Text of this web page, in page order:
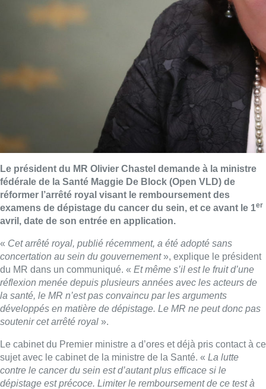
Le président du MR Olivier Chastel demande à la ministre
fédérale de la Santé Maggie De Block (Open VLD) de
réformer l’arrêté royal visant le remboursement des
examens de dépistage du cancer du sein, et ce avant le 1er
avril, date de son entrée en application.
« Cet arrêté royal, publié récemment, a été adopté sans
concertation au sein du gouvernement», explique le président
du MR dans un communiqué. « Et même s’il est le fruit d’une
réflexion menée depuis plusieurs années avec les acteurs de
la santé, le MR n’est pas convaincu par les arguments
développés en matière de dépistage. Le MR ne peut donc pas
soutenir cet arrêté royal ».
Le cabinet du Premier ministre a d’ores et déjà pris contact à ce
sujet avec le cabinet de la ministre de la Santé. « La lutte
contre le cancer du sein est d’autant plus efficace si le
dépistage est précoce. Limiter le remboursement de ce test à